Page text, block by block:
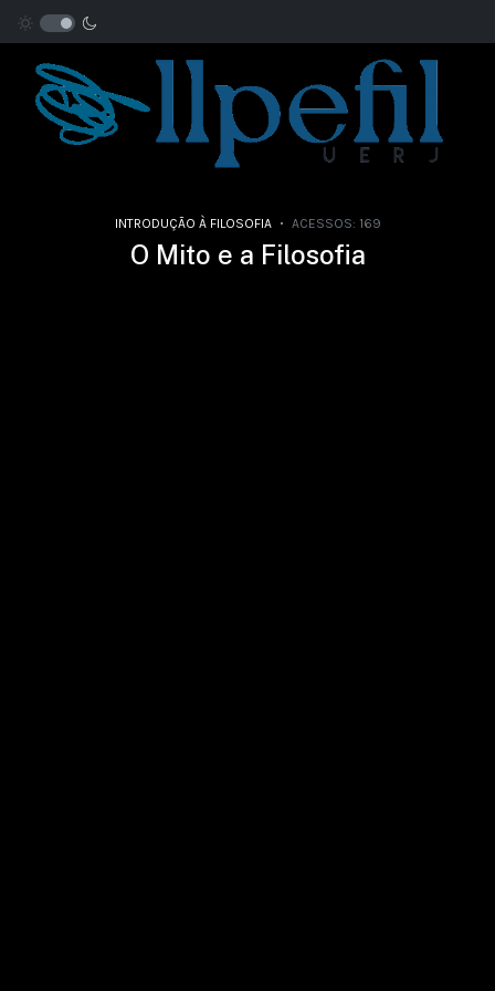
INTRODUÇÃO À FILOSOFIA ACESSOS: 169
O Mito e a Filosofia